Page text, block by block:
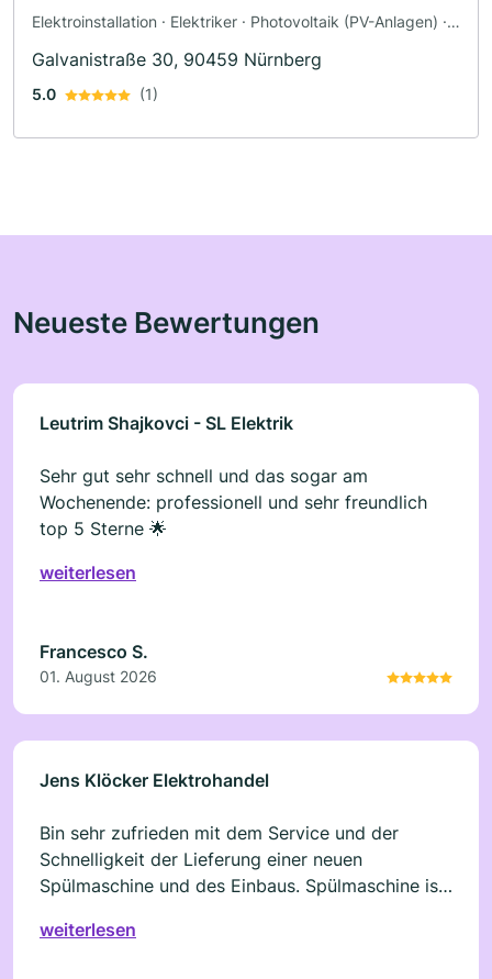
Elektroinstallation · Elektriker · Photovoltaik (PV-Anlagen) ·
Galvanistraße 30, 90459 Nürnberg
5.0 (1)
Neueste Bewertungen
Leutrim Shajkovci - SL Elektrik
Sehr gut sehr schnell und das sogar am
Wochenende: professionell und sehr freundlich
top 5 Sterne 🌟
weiterlesen
Francesco S.
01. August 2026
Jens Klöcker Elektrohandel
Bin sehr zufrieden mit dem Service und der
Schnelligkeit der Lieferung einer neuen
Spülmaschine und des Einbaus. Spülmaschine ist
weiterlesen